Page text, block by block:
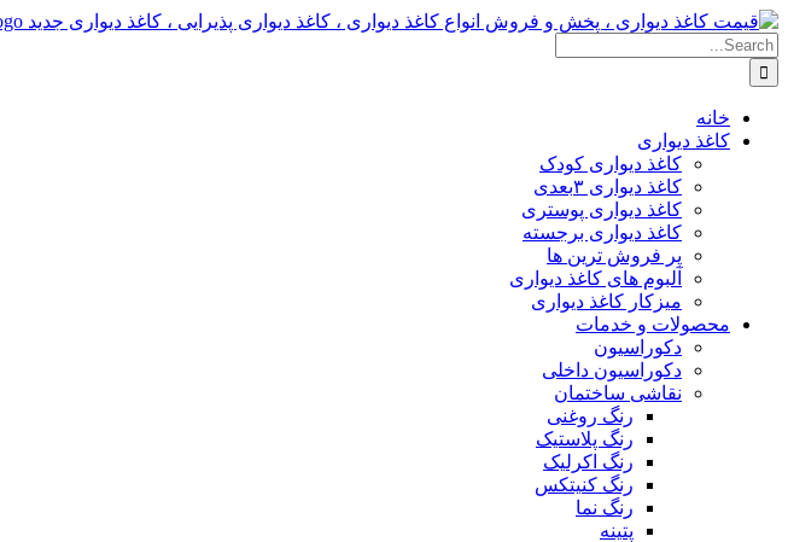
Skip
to
content
Search
for:
خانه
کاغذ دیواری
کاغذ دیواری کودک
کاغذ دیواری ۳بعدی
کاغذ دیواری پوستری
کاغذ دیواری برجسته
پر فروش ترین ها
آلبوم های کاغذ دیواری
میزکار کاغذ دیواری
محصولات و خدمات
دکوراسیون
دکوراسیون داخلی
نقاشی ساختمان
رنگ روغنی
رنگ پلاستیک
رنگ اکرلیک
رنگ کنیتکس
رنگ نما
پتینه